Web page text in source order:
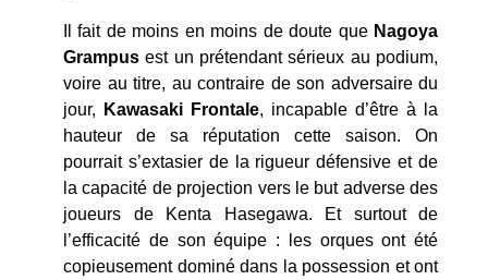
Il fait de moins en moins de doute que Nagoya
Grampusest un prétendant sérieux au podium,
voire au titre, au contraire de son adversaire du
jour,
Kawasaki Frontale, incapable d’être à la
hauteur de sa réputation cette saison. On
pourrait s’extasier de la rigueur défensive et de
la capacité de projection vers le but adverse des
joueurs de Kenta Hasegawa. Et surtout de
l’efficacité de son équipe : les orques ont été
copieusement dominé dans la possession et ont